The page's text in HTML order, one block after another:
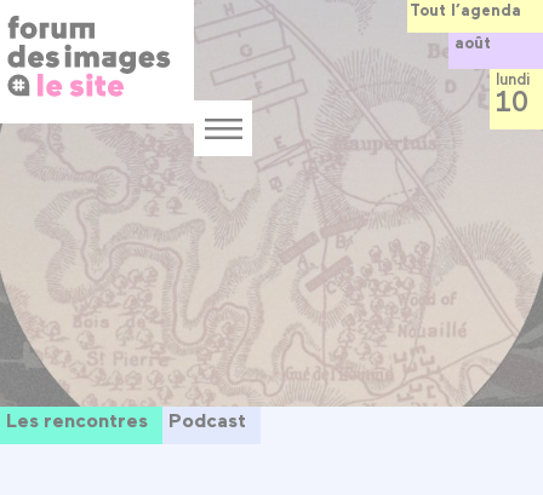
Panneau de gestion des cookies
au
contenu
principal
Menu
Les rencontres Podcast
Tout l’agenda
août
lundi
10